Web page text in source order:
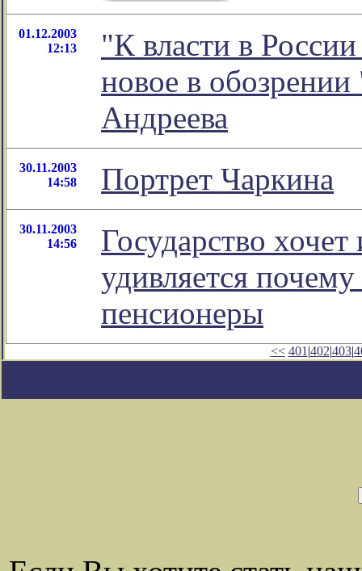
01.12.2003
12:13
"К власти в
новое в
Андреева
30.11.2003
14:58
Портрет Чаркина
30.11.2003
14:56
Государство
удивляется
пенсионеры
<< 401 |402|403|